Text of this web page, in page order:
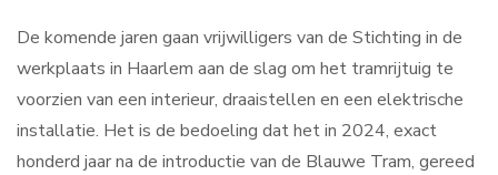
De komende jaren gaan vrijwilligers van de Stichting in de
werkplaats in Haarlem aan de slag om het tramrijtuig te
voorzien van een interieur, draaistellen en een elektrische
installatie. Het is de bedoeling dat het in 2024, exact
honderd jaar na de introductie van de Blauwe Tram, gereed